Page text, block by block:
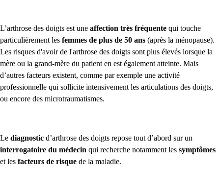
L’arthrose des doigts est une affection très fréquente qui touche
particulièrement les femmes de plus de 50 ans (après la ménopause).
Les risques d'avoir de l'arthrose des doigts sont plus élevés lorsque la
mère ou la grand-mère du patient en est également atteinte. Mais
d’autres facteurs existent, comme par exemple une activité
professionnelle qui sollicite intensivement les articulations des doigts,
ou encore des microtraumatismes.
Le diagnostic d’arthrose des doigts repose tout d’abord sur un
interrogatoire du médecin qui recherche notamment les symptômes
et les facteurs de risque de la maladie.